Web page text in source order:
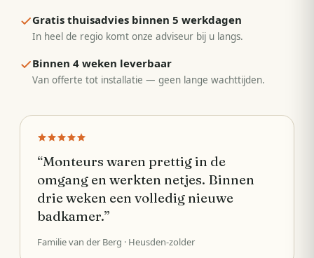
Gratis thuisadvies binnen 5 werkdagen
In heel de regio komt onze adviseur bij u langs.
Binnen 4 weken leverbaar
Van offerte tot installatie — geen lange wachttijden.
“Monteurs waren prettig in de
omgang en werkten netjes. Binnen
drie weken een volledig nieuwe
badkamer.”
Familie van der Berg · Heusden-zolder